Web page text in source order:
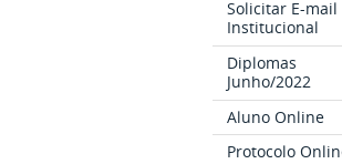
Solicitar E-mail
Institucional
Diplomas
Junho/2022
Aluno Online
Protocolo